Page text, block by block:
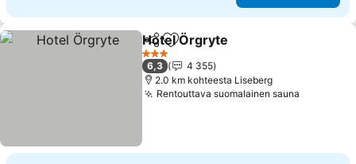
Jaa Lisää suosikkeihin
Hotel Örgryte
3 Tähtiluokitus
6,3
4 355
2.0 km kohteesta Liseberg
Rentouttava suomalainen sauna